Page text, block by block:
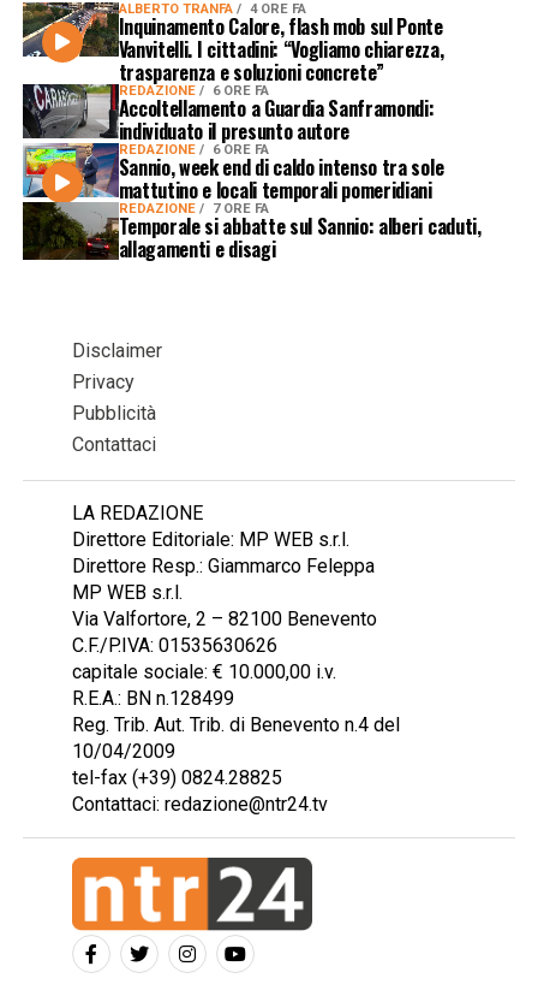
ALBERTO TRANFA 4 ORE FA
Inquinamento Calore, flash mob sul Ponte
Vanvitelli. I cittadini: “Vogliamo chiarezza,
trasparenza e soluzioni concrete”
REDAZIONE 6 ORE FA
Accoltellamento a Guardia Sanframondi:
individuato il presunto autore
REDAZIONE 6 ORE FA
Sannio, week end di caldo intenso tra sole
mattutino e locali temporali pomeridiani
REDAZIONE 7 ORE FA
Temporale si abbatte sul Sannio: alberi caduti,
allagamenti e disagi
Disclaimer
Privacy
Pubblicità
Contattaci
LA REDAZIONE
Direttore Editoriale: MP WEB s.r.l.
Direttore Resp.: Giammarco Feleppa
MP WEB s.r.l.
Via Valfortore, 2 – 82100 Benevento
C.F./P.IVA: 01535630626
capitale sociale: € 10.000,00 i.v.
R.E.A.: BN n.128499
Reg. Trib. Aut. Trib. di Benevento n.4 del
10/04/2009
tel-fax (+39) 0824.28825
Contattaci: redazione@ntr24.tv